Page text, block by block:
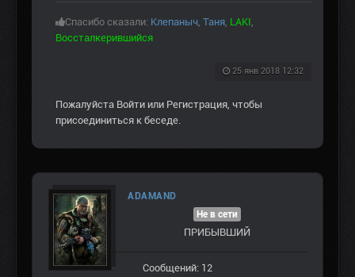
Спасибо сказали: Клепаныч, Таня, LAKI,
Воссталкерившийся
25 янв 2018 12:32
Пожалуйста Войти или Регистрация, чтобы
присоединиться к беседе.
ADAMAND
Не в сети
ПРИБЫВШИЙ
Сообщений: 12